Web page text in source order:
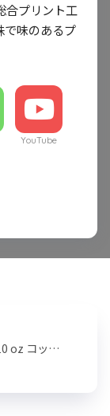
合プリント工
で味のあるプ
YouTube
oz コッ…